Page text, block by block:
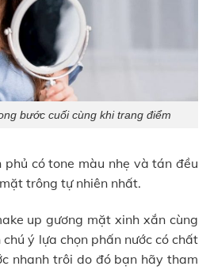
bước cuối cùng khi trang điểm
có tone màu nhẹ và tán đều
trông tự nhiên nhất.
up gương mặt xinh xắn cùng
ý lựa chọn phấn nước có chất
nhanh trôi do đó bạn hãy tham